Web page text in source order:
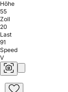
Höhe
55
Zoll
20
Last
91
Speed
V